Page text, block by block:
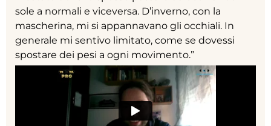
sole a normali e viceversa. D’inverno, con la
mascherina, mi si appannavano gli occhiali. In
generale mi sentivo limitato, come se dovessi
spostare dei pesi a ogni movimento.”